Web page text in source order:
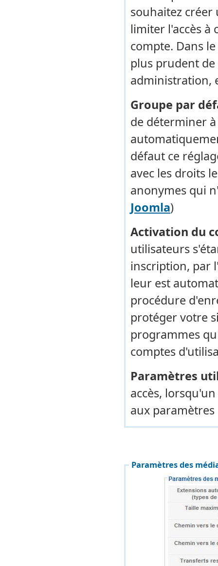
souhaitez créer
limiter l'accès à
compte. Dans
plus prudent
administration,
Groupe par
de déterminer
défaut ce
avec les droits
anonymes qui
Joomla)
Activation du
utilisateurs
inscription, par
leur est
procédure
protéger votre
programmes
comptes
Paramètres
accès,
aux
Paramètres des